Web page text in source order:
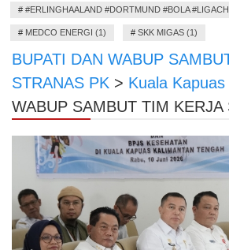
# #ERLINGHAALAND #DORTMUND #BOLA
# MEDCO ENERGI (1) # SKK MIGAS (1)
BUPATI DAN WABUP
STRANAS PK > Kuala Kapuas
WABUP SAMBUT TIM KERJA